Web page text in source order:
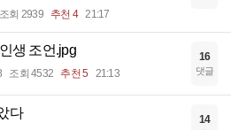
조회 2939 추천 4 21:17
생 조언.jpg
조회 4532 추천 5 21:13
16
댓글
다 14